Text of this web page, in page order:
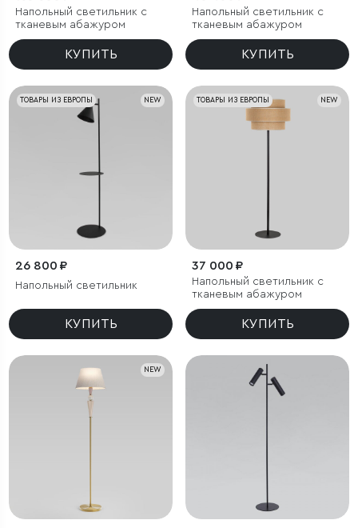
Напольный светильник с
тканевым абажуром
КУПИТЬ
Напольный светильник с
тканевым абажуром
КУПИТЬ
NEW
ТОВАРЫ ИЗ ЕВРОПЫ
26 800 ₽
Напольный светильник
КУПИТЬ
NEW
ТОВАРЫ ИЗ ЕВРОПЫ
37 000 ₽
Напольный светильник с
тканевым абажуром
КУПИТЬ
NEW